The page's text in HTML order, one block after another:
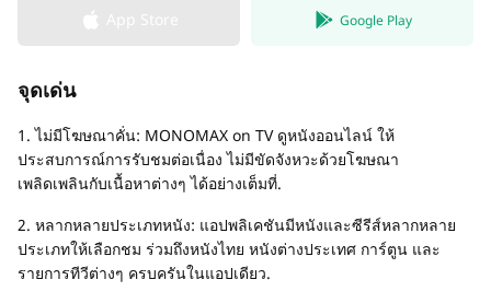
Google Play
จุดเด่น
1. ไม่มีโฆษณาคั่น: MONOMAX on TV ดูหนังออนไลน์ ให้
ประสบการณ์การรับชมต่อเนื่อง ไม่มีขัดจังหวะด้วยโฆษณา
เพลิดเพลินกับเนื้อหาต่างๆ ได้อย่างเต็มที่.
2. หลากหลายประเภทหนัง: แอปพลิเคชันมีหนังและซีรีส์หลากหลาย
ประเภทให้เลือกชม ร่วมถึงหนังไทย หนังต่างประเทศ การ์ตูน และ
รายการทีวีต่างๆ ครบครันในแอปเดียว.